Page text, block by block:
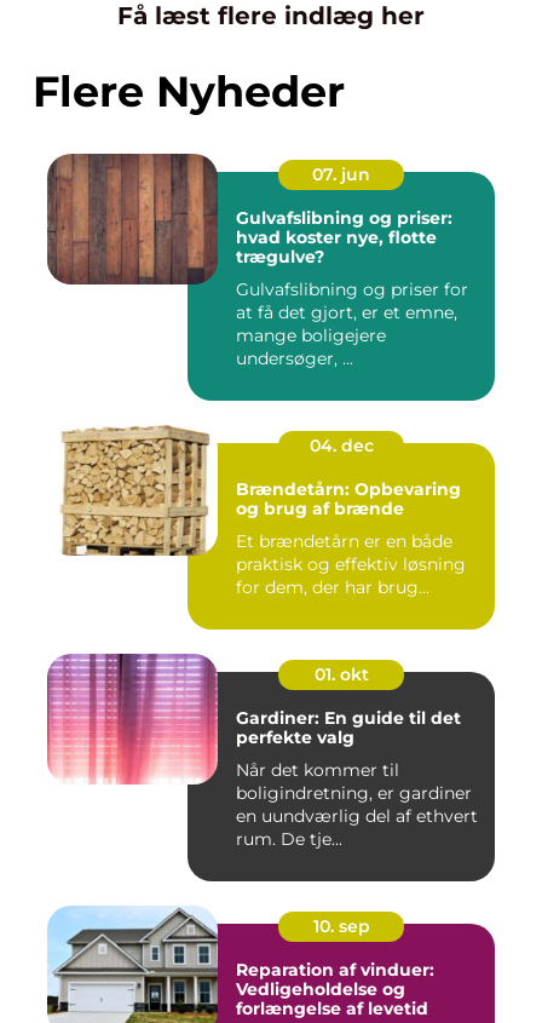
Få læst flere indlæg her
Flere Nyheder
07. jun
Gulvafslibning og priser:
hvad koster nye, flotte
trægulve?
Gulvafslibning og priser for
at få det gjort, er et emne,
mange boligejere
undersøger, ...
04. dec
Brændetårn: Opbevaring
og brug af brænde
Et brændetårn er en både
praktisk og effektiv løsning
for dem, der har brug...
01. okt
Gardiner: En guide til det
perfekte valg
Når det kommer til
boligindretning, er gardiner
en uundværlig del af ethvert
rum. De tje...
10. sep
Reparation af vinduer:
Vedligeholdelse og
forlængelse af levetid